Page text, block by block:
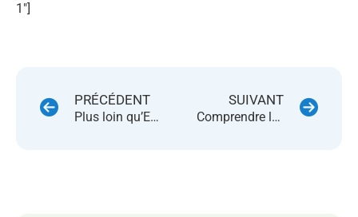
1″]
PRÉCÉDENT
Plus loin qu’Excel : à quoi sert la nouvelle fonction LISTE VERTICALE de Sellermania
SUIVANT
Comprendre les « secrets » de la publicité sur Amazon